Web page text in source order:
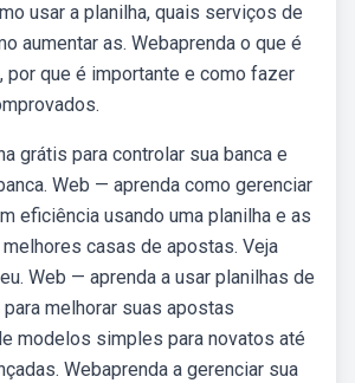
usar a planilha, quais serviços de
aumentar as. Webaprenda o que é
por que é importante e como fazer
grátis para controlar sua banca e
Web — aprenda como gerenciar
eficiência usando uma planilha e as
casas de apostas. Veja
Web — aprenda a usar planilhas de
melhorar suas apostas
modelos simples para novatos até
Webaprenda a gerenciar sua